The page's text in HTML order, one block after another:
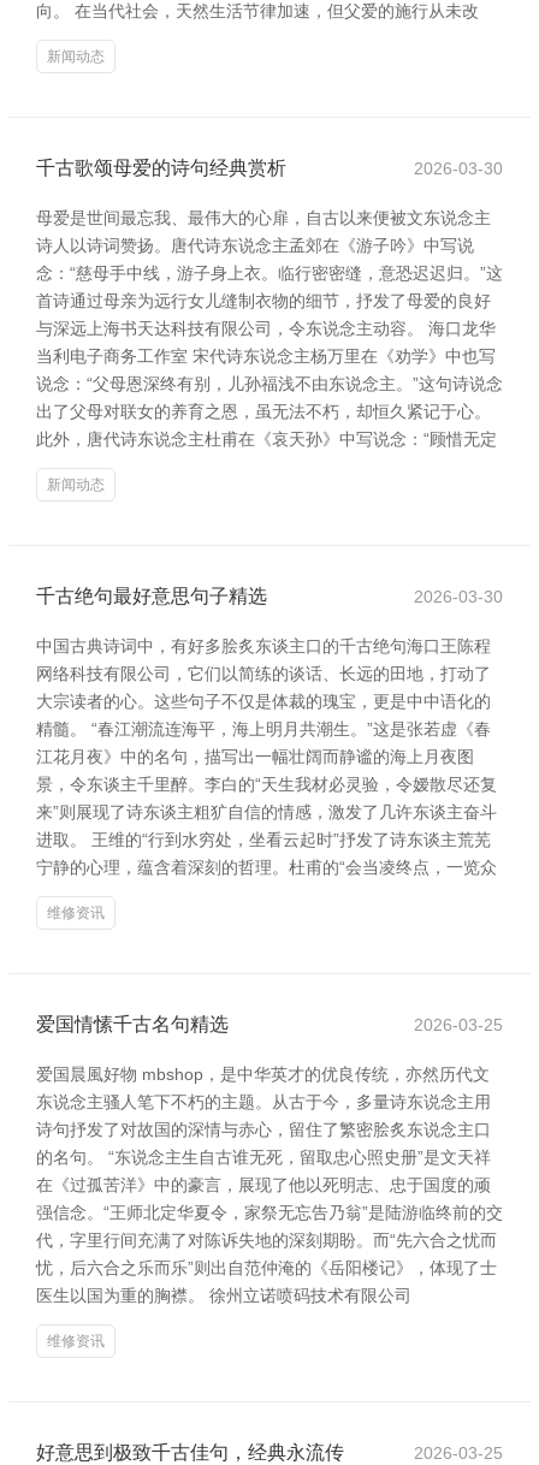
向。 在当代社会，天然生活节律加速，但父爱的施行从未改
新闻动态
千古歌颂母爱的诗句经典赏析 2026-03-30
母爱是世间最忘我、最伟大的心扉，自古以来便被文东说念主
诗人以诗词赞扬。唐代诗东说念主孟郊在《游子吟》中写说
念：“慈母手中线，游子身上衣。临行密密缝，意恐迟迟归。”这
首诗通过母亲为远行女儿缝制衣物的细节，抒发了母爱的良好
与深远上海书天达科技有限公司，令东说念主动容。 海口龙华
当利电子商务工作室 宋代诗东说念主杨万里在《劝学》中也写
说念：“父母恩深终有别，儿孙福浅不由东说念主。”这句诗说念
出了父母对联女的养育之恩，虽无法不朽，却恒久紧记于心。
此外，唐代诗东说念主杜甫在《哀天孙》中写说念：“顾惜无定
新闻动态
千古绝句最好意思句子精选 2026-03-30
中国古典诗词中，有好多脍炙东谈主口的千古绝句海口王陈程
网络科技有限公司，它们以简练的谈话、长远的田地，打动了
大宗读者的心。这些句子不仅是体裁的瑰宝，更是中中语化的
精髓。 “春江潮流连海平，海上明月共潮生。”这是张若虚《春
江花月夜》中的名句，描写出一幅壮阔而静谧的海上月夜图
景，令东谈主千里醉。李白的“天生我材必灵验，令嫒散尽还复
来”则展现了诗东谈主粗犷自信的情感，激发了几许东谈主奋斗
进取。 王维的“行到水穷处，坐看云起时”抒发了诗东谈主荒芜
宁静的心理，蕴含着深刻的哲理。杜甫的“会当凌终点，一览众
维修资讯
爱国情愫千古名句精选 2026-03-25
爱国晨風好物 mbshop，是中华英才的优良传统，亦然历代文
东说念主骚人笔下不朽的主题。从古于今，多量诗东说念主用
诗句抒发了对故国的深情与赤心，留住了繁密脍炙东说念主口
的名句。 “东说念主生自古谁无死，留取忠心照史册”是文天祥
在《过孤苦洋》中的豪言，展现了他以死明志、忠于国度的顽
强信念。“王师北定华夏令，家祭无忘告乃翁”是陆游临终前的交
代，字里行间充满了对陈诉失地的深刻期盼。而“先六合之忧而
忧，后六合之乐而乐”则出自范仲淹的《岳阳楼记》，体现了士
医生以国为重的胸襟。 徐州立诺喷码技术有限公司
维修资讯
好意思到极致千古佳句，经典永流传 2026-03-25